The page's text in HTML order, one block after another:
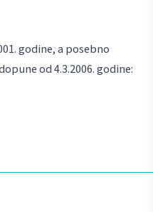
godine, a posebno
od 4.3.2006. godine: